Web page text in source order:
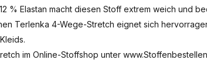
% Elastan macht diesen Stoff extrem weich und
Terlenka 4-Wege-Stretch eignet sich
im Online-Stoffshop unter